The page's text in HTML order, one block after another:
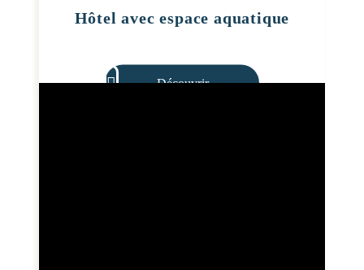
Hôtel avec espace aquatique
Découvrir